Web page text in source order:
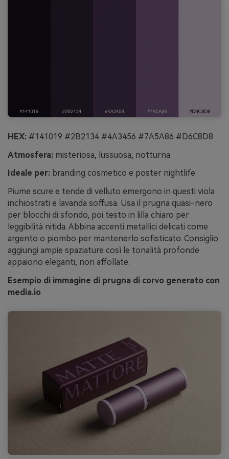
HEX: #141019 #2B2134 #4A3456 #7A5A86 #D6C8D8
Atmosfera: misteriosa, lussuosa, notturna
Ideale per: branding cosmetico e poster nightlife
Piume scure e tende di velluto emergono in questi viola
inchiostrati e lavanda soffusa. Usa il prugna quasi-nero
per blocchi di sfondo, poi testo in lilla chiaro per
leggibilità nitida. Abbina accenti metallici delicati come
argento o piombo per mantenerlo sofisticato. Consiglio:
aggiungi ampie spaziature così le tonalità profonde
appaiono eleganti, non affollate.
Esempio di immagine di prugna di corvo generato con
media.io